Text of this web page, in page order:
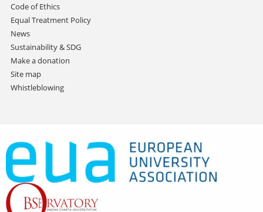
Code of Ethics
Equal Treatment Policy
News
Sustainability & SDG
Make a donation
Site map
Whistleblowing